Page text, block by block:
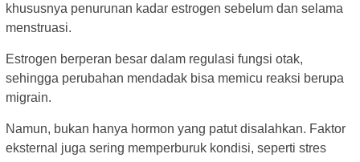
khususnya penurunan kadar estrogen sebelum dan selama
menstruasi.
Estrogen berperan besar dalam regulasi fungsi otak,
sehingga perubahan mendadak bisa memicu reaksi berupa
migrain.
Namun, bukan hanya hormon yang patut disalahkan. Faktor
eksternal juga sering memperburuk kondisi, seperti stres